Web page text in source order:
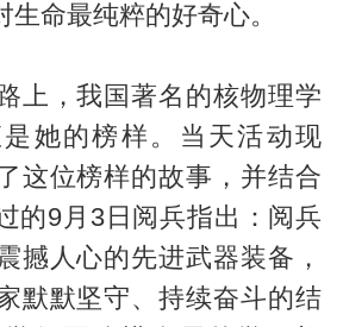
生命最纯粹的好奇心。
上，我国著名的核物理学
她的榜样。当天活动现
这位榜样的故事，并结合
的9月3日阅兵指出：阅兵
撼人心的先进武器装备，
默默坚守、持续奋斗的结